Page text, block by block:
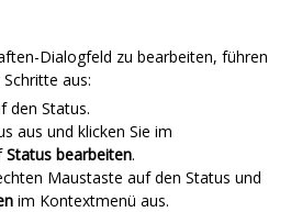
Dialogfeld zu bearbeiten, führen
aus:
den Status.
aus und klicken Sie im
Status bearbeiten.
Maustaste auf den Status und
im Kontextmenü aus.